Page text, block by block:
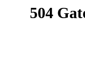
504